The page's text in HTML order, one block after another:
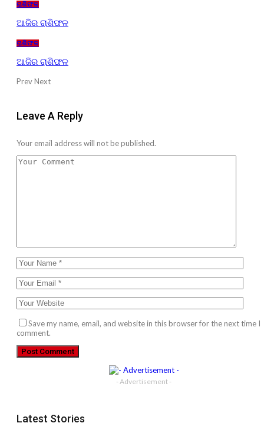
ରାଶିଫଳ
ଆଜିର ରାଶିଫଳ
ରାଶିଫଳ
ଆଜିର ରାଶିଫଳ
PrevNext
Leave A Reply
Your email address will not be published.
Save my name, email, and website in this browser for the next time I
comment.
- Advertisement -
Latest Stories